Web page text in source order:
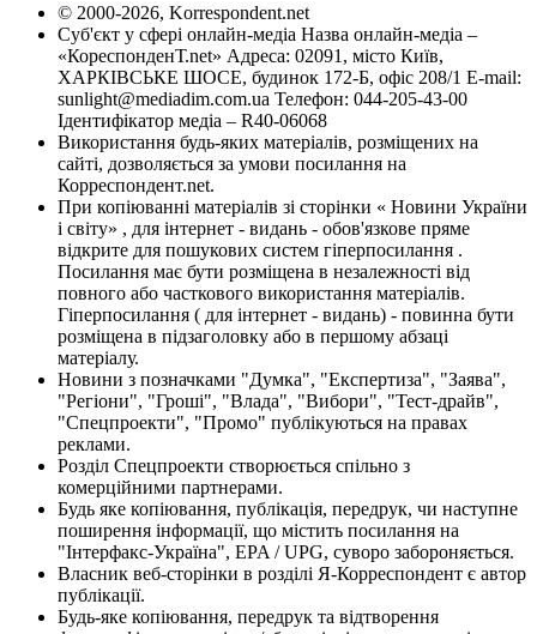
© 2000-2026, Korrespondent.net
Суб'єкт у сфері онлайн-медіа Назва онлайн-медіа –
«КореспонденТ.net» Адреса: 02091, місто Київ,
ХАРКІВСЬКЕ ШОСЕ, будинок 172-Б, офіс 208/1 E-mail:
sunlight@mediadim.com.ua Телефон: 044-205-43-00
Ідентифікатор медіа – R40-06068
Використання будь-яких матеріалів, розміщених на
сайті, дозволяється за умови посилання на
Корреспондент.net.
При копіюванні матеріалів зі сторінки « Новини України
і світу» , для інтернет - видань - обов'язкове пряме
відкрите для пошукових систем гіперпосилання .
Посилання має бути розміщена в незалежності від
повного або часткового використання матеріалів.
Гіперпосилання ( для інтернет - видань) - повинна бути
розміщена в підзаголовку або в першому абзаці
матеріалу.
Новини з позначками "Думка", "Експертиза", "Заява",
"Регіони", "Гроші", "Влада", "Вибори", "Тест-драйв",
"Спецпроекти", "Промо" публікуються на правах
реклами.
Розділ Спецпроекти створюється спільно з
комерційними партнерами.
Будь яке копіювання, публікація, передрук, чи наступне
поширення інформації, що містить посилання на
"Інтерфакс-Україна", EPA / UPG, суворо забороняється.
Власник веб-сторінки в розділі Я-Корреспондент є автор
публікації.
Будь-яке копіювання, передрук та відтворення